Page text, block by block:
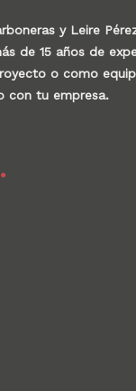
y Leire
de 15 años de
o como
con tu empresa.